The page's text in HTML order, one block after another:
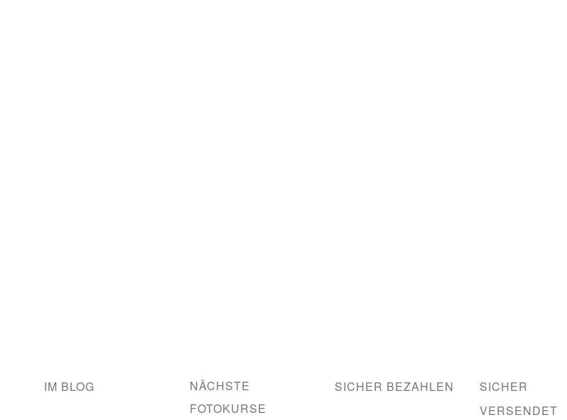
IM BLOG
NÄCHSTE
FOTOKURSE
SICHER BEZAHLEN
SICHER
VERSENDET